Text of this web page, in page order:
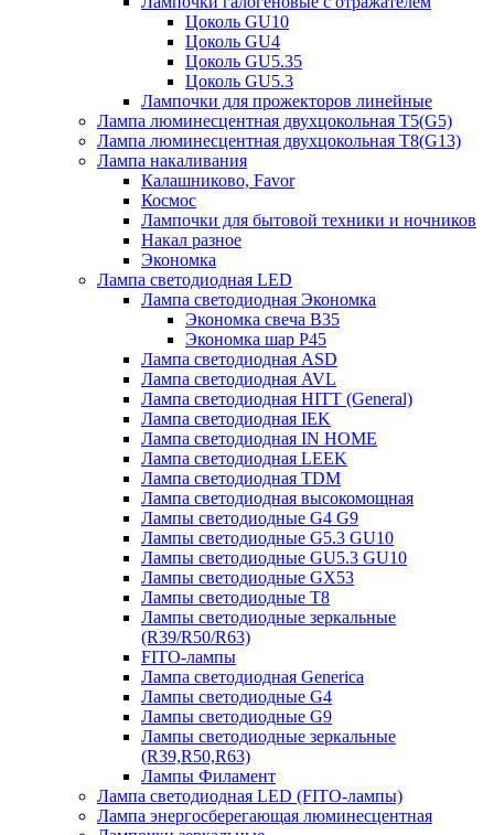
Цоколь GU10
Цоколь GU4
Цоколь GU5.35
Цоколь GU5.3
Лампочки для прожекторов линейные
Лампа люминесцентная двухцокольная Т5(G5)
Лампа люминесцентная двухцокольная Т8(G13)
Лампа накаливания
Калашниково, Favor
Космос
Лампочки для бытовой техники и ночников
Накал разное
Экономка
Лампа светодиодная LED
Лампа светодиодная Экономка
Экономка свеча B35
Экономка шар P45
Лампа светодиодная ASD
Лампа светодиодная AVL
Лампа светодиодная HITT (General)
Лампа светодиодная IEK
Лампа светодиодная IN HOME
Лампа светодиодная LEEK
Лампа светодиодная TDM
Лампа светодиодная высокомощная
Лампы светодиодные G4 G9
Лампы светодиодные G5.3 GU10
Лампы светодиодные GU5.3 GU10
Лампы светодиодные GX53
Лампы светодиодные T8
Лампы светодиодные зеркальные
(R39/R50/R63)
FITO-лампы
Лампа светодиодная Generica
Лампы светодиодные G4
Лампы светодиодные G9
Лампы светодиодные зеркальные
(R39,R50,R63)
Лампы Филамент
Лампа светодиодная LED (FITO-лампы)
Лампа энергосберегающая люминесцентная